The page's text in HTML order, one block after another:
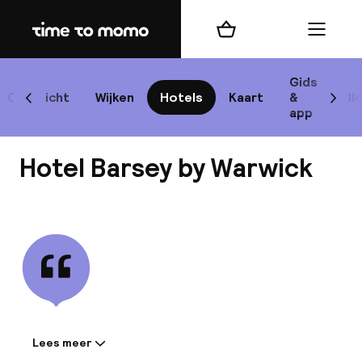
Home
Overzicht Wijken Hotels Kaart
Gids
&
app
Scroll naar links
Winkelmand Menu
Hotel Barsey by Warwick
Informatie gedeeld door de
Lees meer